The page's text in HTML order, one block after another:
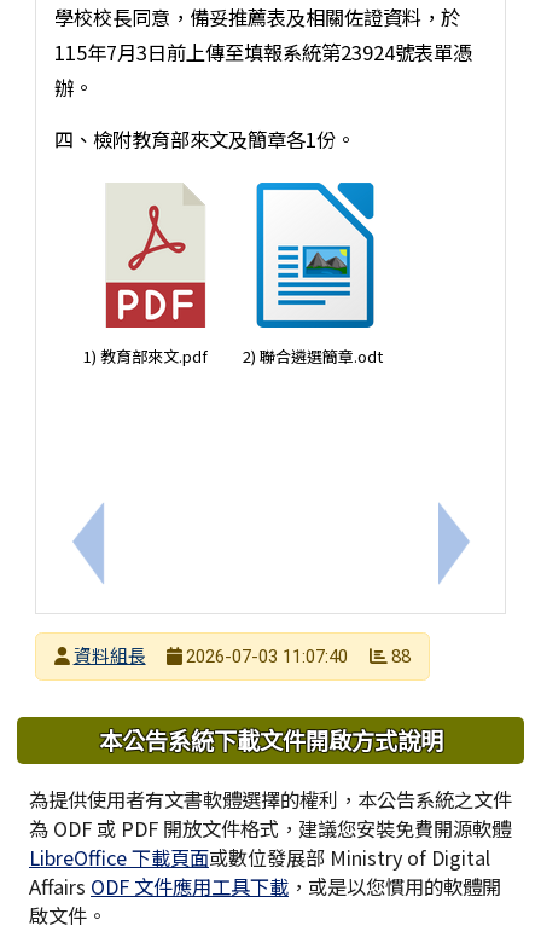
上一筆：臺南市ADHD中心115年度適應體育創意融
學校校長同意，備妥推薦表及相關佐證資料，於
115年7月3日前上傳至填報系統第23924號表單憑
辦。
四、檢附教育部來文及簡章各1份。
1) 教育部來文.pdf 2) 聯合遴選簡章.odt
下一筆：
發布者
資料組長
2026-07-03 11:07:40 88
下中區域內容
本公告系統下載文件開啟方式說明
為提供使用者有文書軟體選擇的權利，本公告系統之文件
為 ODF 或 PDF 開放文件格式，建議您安裝免費開源軟體
LibreOffice 下載頁面或數位發展部 Ministry of Digital
Affairs ODF 文件應用工具下載 ，或是以您慣用的軟體開
啟文件。